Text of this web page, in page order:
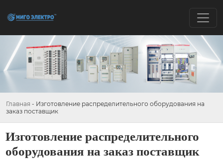
Главная - Изготовление распределительного оборудования на
заказ поставщик
Изготовление распределительного
оборудования на заказ поставщик